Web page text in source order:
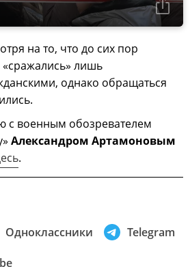
на то, что до сих пор
лишь
однако обращаться
с военным обозревателем
Александром Артамоновым
.
Одноклассники Telegram